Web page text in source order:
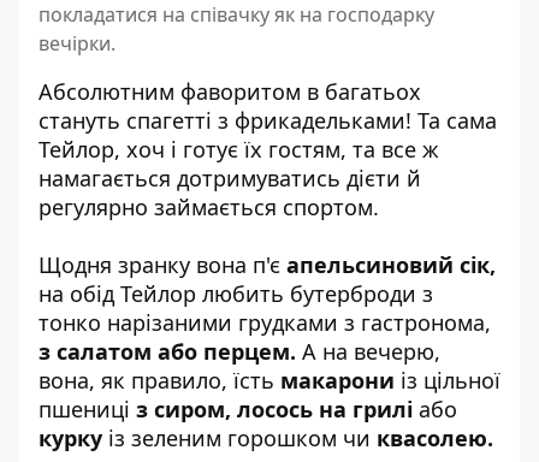
покладатися на співачку як на господарку
вечірки.
Абсолютним фаворитом в багатьох
стануть спагетті з фрикадельками! Та сама
Тейлор, хоч і готує їх гостям, та все ж
намагається дотримуватись дієти й
регулярно займається спортом.
Щодня зранку вона п'є апельсиновий сік,
на обід Тейлор любить бутерброди з
тонко нарізаними грудками з гастронома,
з салатом або перцем. А на вечерю,
вона, як правило, їсть макарони із цільної
пшениці з сиром, лосось на грилі або
курку із зеленим горошком чи квасолею.